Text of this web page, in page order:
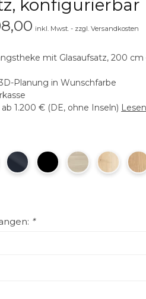
konfigurierbar
inkl. Mwst. - zzgl. Versandkosten
mit Glasaufsatz, 200 cm
Planung in Wunschfarbe
1.200 € (DE, ohne Inseln)
*